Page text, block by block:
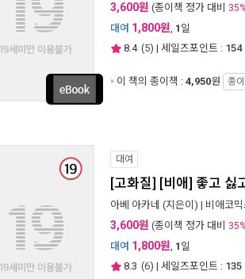
3,600원 (종이책 정가 대비
대여 1,800원, 1 일
8.4 (5) | 세일즈포인트 : 154
이 책의 종이책 : 4,950원 종이
대여
[고화질] [비애] 좋고 싫
아베 아카네 (지은이) | 비애코믹
3,600원 (종이책 정가 대비
대여 1,800원, 1 일
8.3 (6) | 세일즈포인트 : 135